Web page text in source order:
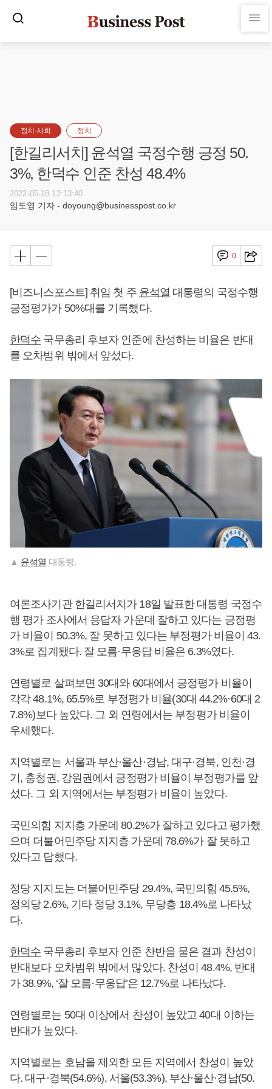
정치·사회 정치
[한길리서치] 윤석열 국정수행 긍정 50.
3%, 한덕수 인준 찬성 48.4%
2022-05-18 12:13:40
임도영 기자 - doyoung@businesspost.co.kr
0
[비즈니스포스트] 취임 첫 주 윤석열 대통령의 국정수행
긍정평가가 50%대를 기록했다.
한덕수 국무총리 후보자 인준에 찬성하는 비율은 반대
를 오차범위 밖에서 앞섰다.
▲ 윤석열 대통령.
여론조사기관 한길리서치가 18일 발표한 대통령 국정수
행 평가 조사에서 응답자 가운데 잘하고 있다는 긍정평
가 비율이 50.3%, 잘 못하고 있다는 부정평가 비율이 43.
3%로 집계됐다. 잘 모름·무응답 비율은 6.3%였다.
연령별로 살펴보면 30대와 60대에서 긍정평가 비율이
각각 48.1%, 65.5%로 부정평가 비율(30대 44.2%·60대 2
7.8%)보다 높았다. 그 외 연령에서는 부정평가 비율이
우세했다.
지역별로는 서울과 부산·울산·경남, 대구·경북, 인천·경
기, 충청권, 강원권에서 긍정평가 비율이 부정평가를 앞
섰다. 그 외 지역에서는 부정평가 비율이 높았다.
국민의힘 지지층 가운데 80.2%가 잘하고 있다고 평가했
으며 더불어민주당 지지층 가운데 78.6%가 잘 못하고
있다고 답했다.
정당 지지도는 더불어민주당 29.4%, 국민의힘 45.5%,
정의당 2.6%, 기타 정당 3.1%, 무당층 18.4%로 나타났
다.
한덕수 국무총리 후보자 인준 찬반을 물은 결과 찬성이
반대보다 오차범위 밖에서 많았다. 찬성이 48.4%, 반대
가 38.9%, ‘잘 모름·무응답’은 12.7%로 나타났다.
연령별로는 50대 이상에서 찬성이 높았고 40대 이하는
반대가 높았다.
지역별로는 호남을 제외한 모든 지역에서 찬성이 높았
다. 대구·경북(54.6%), 서울(53.3%), 부산·울산·경남(50.